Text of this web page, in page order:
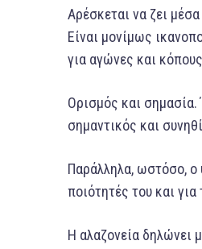
Αρέσκεται να ζει
Είναι μονίμως
για αγώνες και
Ορισμός και σημασία.
σημαντικός και
Παράλληλα, ωστόσο, ο
ποιότητές του και
Η αλαζονεία δηλώνει